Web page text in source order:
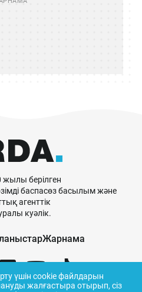
жылы берілген
баспасөз басылым және
агенттік
куәлік.
Жарнама
үшін cookie файлдарын
жалғастыра отырып, сіз